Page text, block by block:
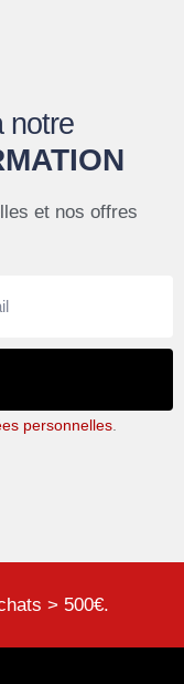
notre
et nos offres
personnelles.
> 500€.